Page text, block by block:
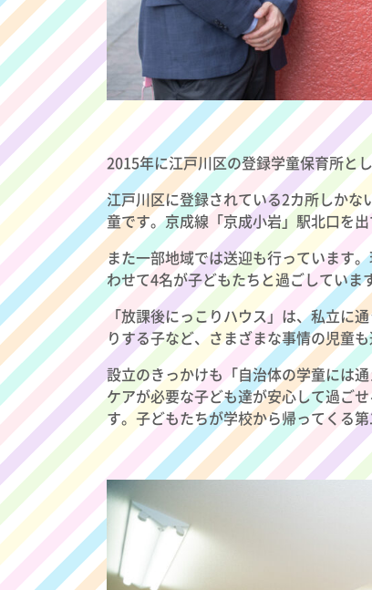
2015年に江戸川区の登録学童保育所と
江戸川区に登録されている2カ所しか
童です。京成線「京成小岩」駅北口を
また一部地域では送迎も行っています
わせて4名が子どもたちと過ごしていま
「放課後にっこりハウス」は、私立に
りする子など、さまざまな事情の児童
設立のきっかけも「自治体の学童には
ケアが必要な子ども達が安心して過ご
す。子どもたちが学校から帰ってくる